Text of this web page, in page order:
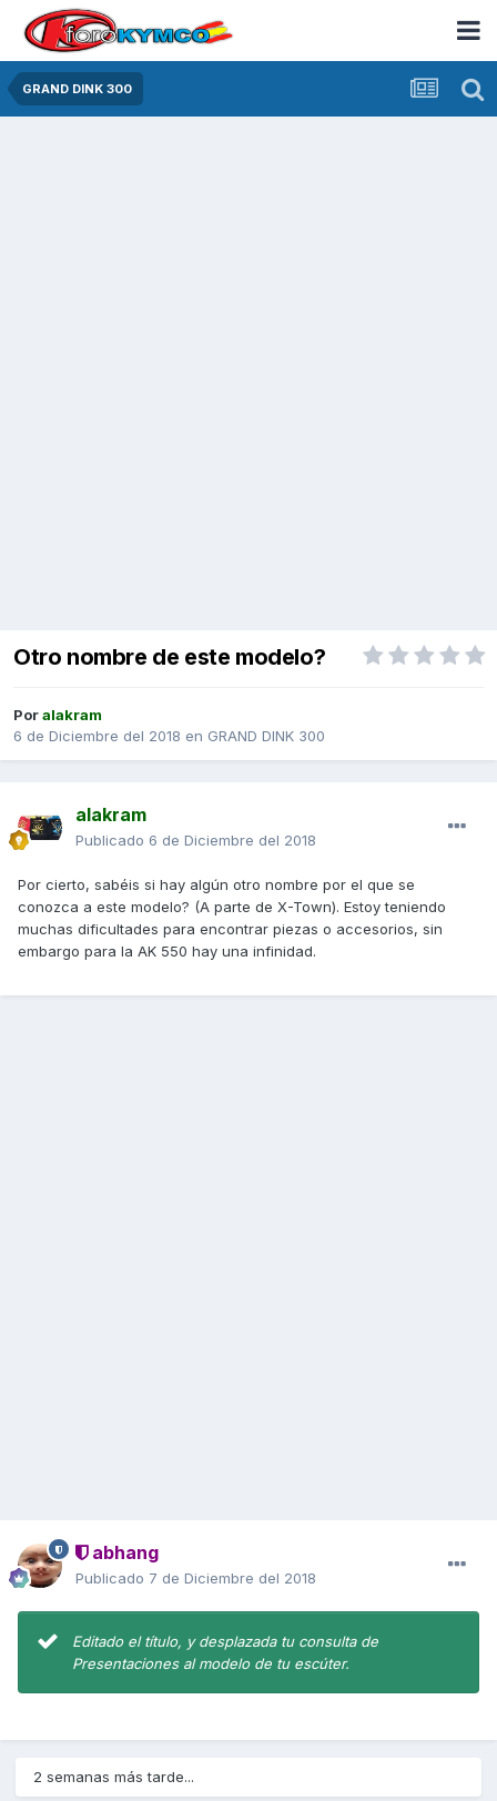
GRAND DINK 300
Otro nombre de este modelo?
Poralakram
6 de Diciembre del 2018 en GRAND DINK 300
alakram
Publicado 6 de Diciembre del 2018
Por cierto, sabéis si hay algún otro nombre por el que se
conozca a este modelo? (A parte de X-Town). Estoy teniendo
muchas dificultades para encontrar piezas o accesorios, sin
embargo para la AK 550 hay una infinidad.
abhang
Publicado 7 de Diciembre del 2018
Editado el título, y desplazada tu consulta de
Presentaciones al modelo de tu escúter.
2 semanas más tarde...